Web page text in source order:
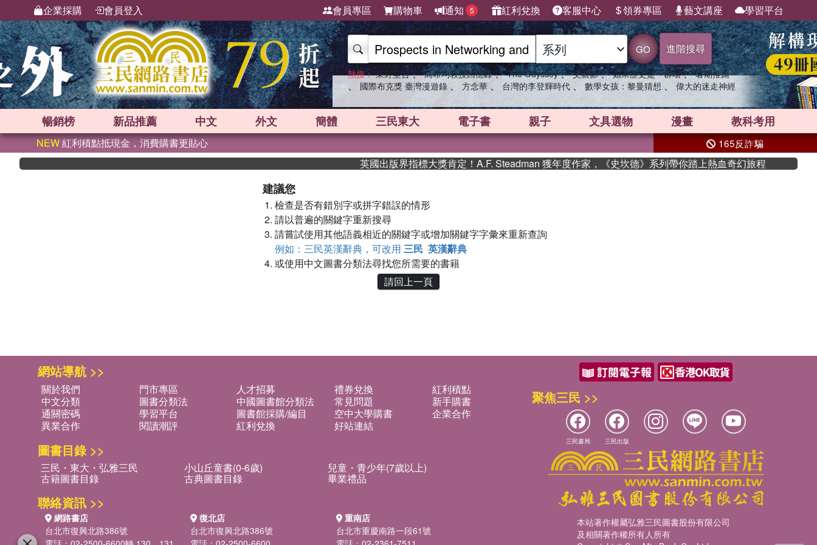
企業採購 會員登入 會員專區 購物車 通知 5 紅利兌換 客服中心 領券專區 藝文講座 學習平台
GO 進階搜尋
熱搜： 東野圭吾 、 高希均教授回憶錄 、 The Odyssey 、 父親節 、 如果歷史是一群喵 、 暑期推薦
、 國際布克獎 臺灣漫遊錄 、 方念華 、 台灣的李登輝時代 、 數學女孩：黎曼猜想 、 偉大的迷走神經
暢銷榜 新品推薦 中文 外文 簡體 三民東大 電子書 親子 文具選物 漫畫 教科考用
NEW紅利積點抵現金，消費購書更貼心 165反詐騙
英國出版界指標大獎肯定！A.F. Steadman 獲年度作家，《史坎德》系列帶你踏上熱血奇幻旅程
建議您
檢查是否有錯別字或拼字錯誤的情形
請以普遍的關鍵字重新搜尋
請嘗試使用其他語義相近的關鍵字或增加關鍵字字彙來重新查詢
例如：三民英漢辭典，可改用 三民 英漢辭典
或使用中文圖書分類法尋找您所需要的書籍
請回上一頁
網站導航 >>
關於我們 門市專區 人才招募 禮券兌換
紅利積點
中文分類
圖書分類法 中國圖書館分類法 常見問題
新手購書
通關密碼
學習平台 圖書館採購/編目 空中大學購書
企業合作
異業合作
閱讀潮評 紅利兌換 好站連結
圖書目錄 >>
三民・東大・弘雅三民 小山丘童書(0-6歲) 兒童・青少年(7歲以上)
古籍圖書目錄 古典圖書目錄 畢業禮品
聯絡資訊 >>
網路書店
台北市復興北路386號
復北店
台北市復興北路386號
重南店
台北市重慶南路一段61號
聚焦三民 >>
三民書局 三民出版
本站著作權屬弘雅三民圖書股份有限公司
及相關著作權所有人所有